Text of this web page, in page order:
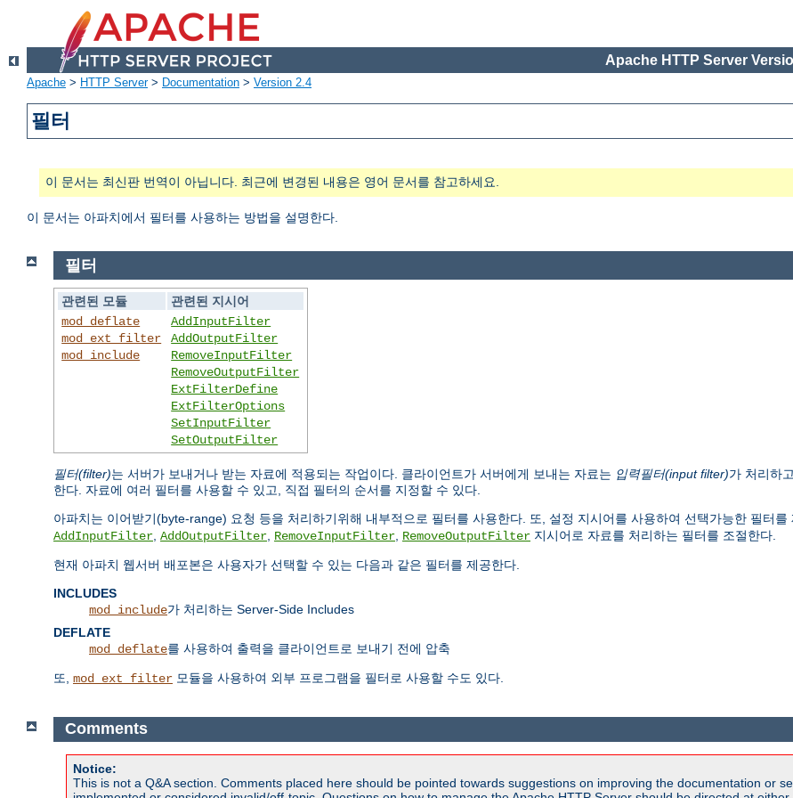
Apache HTTP Server
Apache > HTTP Server> Documentation > Version 2.4
필터
이 문서는 최신판 번역이 아닙니다. 최근에 변경된 내용은 영어 문서를 참고하세요.
이 문서는 아파치에서 필터를 사용하는 방법을 설명한다.
필터
관련된 모듈
관련된 지시어
mod_deflate
mod_ext_filter
mod_include
AddInputFilter
AddOutputFilter
RemoveInputFilter
RemoveOutputFilter
ExtFilterDefine
ExtFilterOptions
SetInputFilter
SetOutputFilter
필터(filter)는 서버가 보내거나 받는 자료에 적용되는 작업이다. 클라이언트가 서버에게 보내는 자료는 입력필터(input filter)가 처리하
한다. 자료에 여러 필터를 사용할 수 있고, 직접 필터의 순서를 지정할 수 있다.
아파치는 이어받기(byte-range) 요청 등을 처리하기위해 내부적으로 필터를 사용한다. 또, 설정 지시어를 사용하여 선택가능한 필터를
AddInputFilter AddOutputFilter RemoveInputFilter RemoveOutputFilter 지시어로 자료를 처리하는 필터를 조절한다.
현재 아파치 웹서버 배포본은 사용자가 선택할 수 있는 다음과 같은 필터를 제공한다.
INCLUDES
mod_include가 처리하는 Server-Side Includes
DEFLATE
mod_deflate를 사용하여 출력을 클라이언트로 보내기 전에 압축
또, mod_ext_filter 모듈을 사용하여 외부 프로그램을 필터로 사용할 수도 있다.
Comments
Notice:
This is not a Q&A section. Comments placed here should be pointed towards suggestions on improving the documentation or